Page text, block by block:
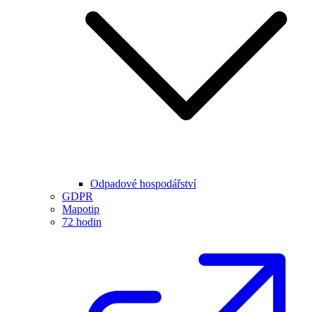
Odpadové hospodářství
GDPR
Mapotip
72 hodin